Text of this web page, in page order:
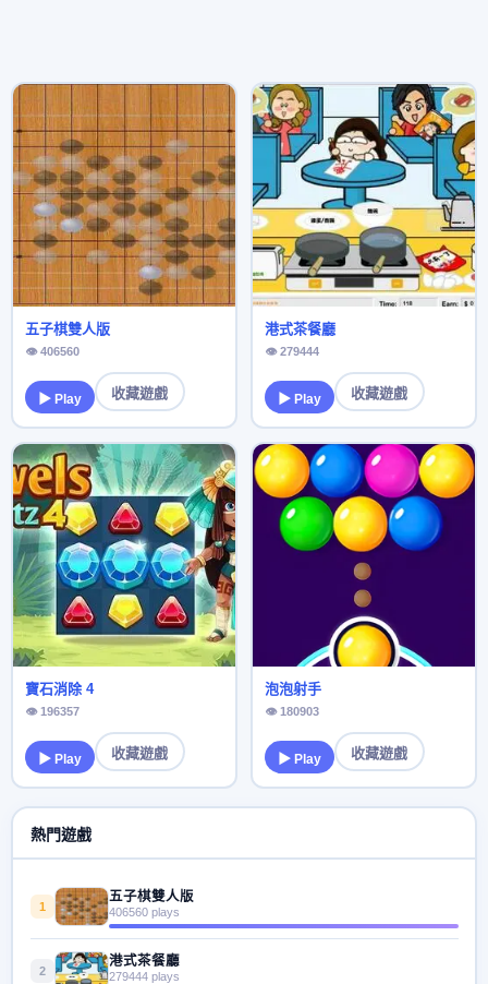
五子棋雙人版
👁 406560
▶ Play 收藏遊戲
港式茶餐廳
👁 279444
▶ Play 收藏遊戲
寶石消除 4
👁 196357
▶ Play 收藏遊戲
泡泡射手
👁 180903
▶ Play 收藏遊戲
熱門遊戲
1
五子棋雙人版
406560 plays
2
港式茶餐廳
279444 plays